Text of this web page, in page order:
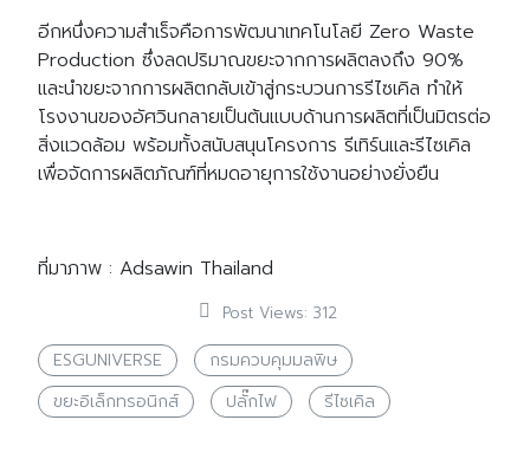
อีกหนึ่งความสำเร็จคือการพัฒนาเทคโนโลยี Zero Waste
Production ซึ่งลดปริมาณขยะจากการผลิตลงถึง 90%
และนำขยะจากการผลิตกลับเข้าสู่กระบวนการรีไซเคิล ทำให้
โรงงานของอัศวินกลายเป็นต้นแบบด้านการผลิตที่เป็นมิตรต่อ
สิ่งแวดล้อม พร้อมทั้งสนับสนุนโครงการ รีเทิร์นและรีไซเคิล
เพื่อจัดการผลิตภัณฑ์ที่หมดอายุการใช้งานอย่างยั่งยืน
ที่มาภาพ : Adsawin Thailand
Post Views: 312
ESGUNIVERSE
กรมควบคุมมลพิษ
ขยะอิเล็กทรอนิกส์
ปลั๊กไฟ รีไซเคิล